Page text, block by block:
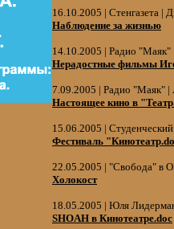
16.10.2005 | Стенгазета |
Наблюдение за жизнью
14.10.2005 | Радио
Нерадостные фильмы
7.09.2005 | Радио "Маяк" |
Настоящее кино в
15.06.2005 |
Фестиваль
22.05.2005 | "Свобода" в
Холокост
18.05.2005 | Юля
SHOAH в Кинотеатре.doc